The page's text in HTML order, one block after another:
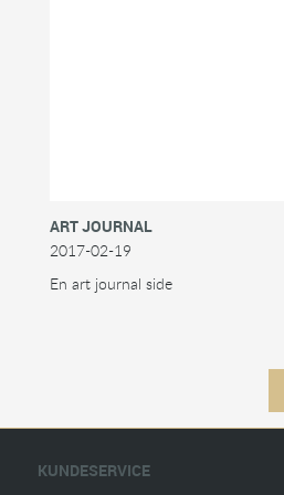
ART JOURNAL
2017-02-19
En art journal side
KUNDESERVICE